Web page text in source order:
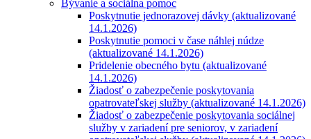
Bývanie a sociálna pomoc
Poskytnutie jednorazovej dávky (aktualizované
14.1.2026)
Poskytnutie pomoci v čase náhlej núdze
(aktualizované 14.1.2026)
Pridelenie obecného bytu (aktualizované
14.1.2026)
Žiadosť o zabezpečenie poskytovania
opatrovateľskej služby (aktualizované 14.1.2026)
Žiadosť o zabezpečenie poskytovania sociálnej
služby v zariadení pre seniorov, v zariadení